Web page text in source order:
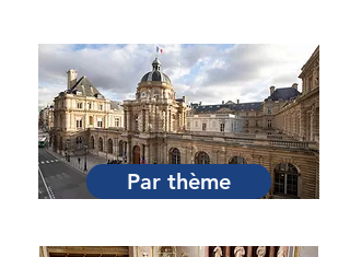
Par Sénateur
Par thème